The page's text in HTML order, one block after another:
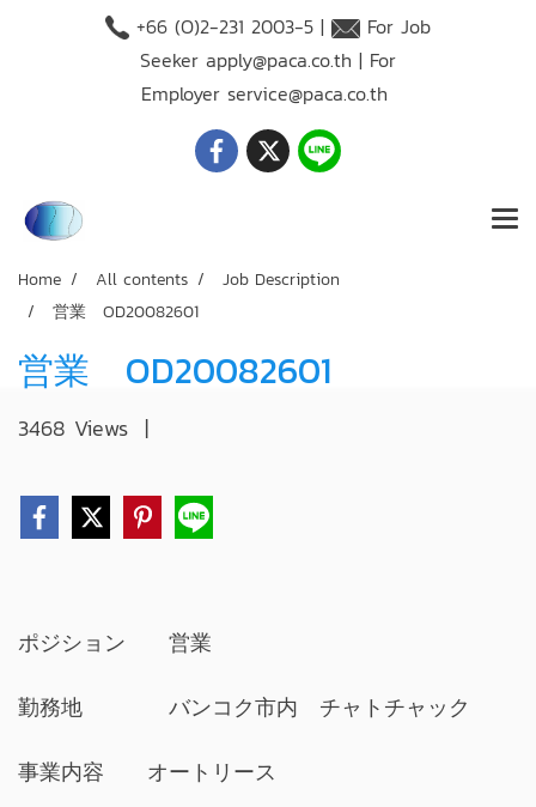
+66 (O)2-231 2003-5 |
For Job
Seeker apply@paca.co.th | For
Employer service@paca.co.th
Home All contents
Job Description
営業 OD20082601
営業 OD20082601
3468 Views |
ポジション 営業
勤務地 バンコク市内 チャトチャック
事業内容 オートリース